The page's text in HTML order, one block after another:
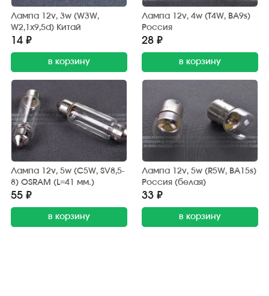
Лампа 12v, 3w (W3W,
W2,1x9,5d) Китай
14 ₽
в корзину
Лампа 12v, 4w (T4W, BA9s)
Россия
28 ₽
в корзину
Лампа 12v, 5w (C5W, SV8,5-
8) OSRAM (L=41 мм.)
55 ₽
в корзину
Лампа 12v, 5w (R5W, BA15s)
Россия (белая)
33 ₽
в корзину